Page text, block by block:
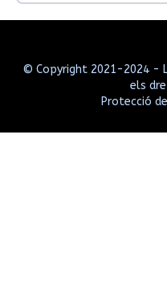
© Copyright 2021-2024 -
els
Protecció